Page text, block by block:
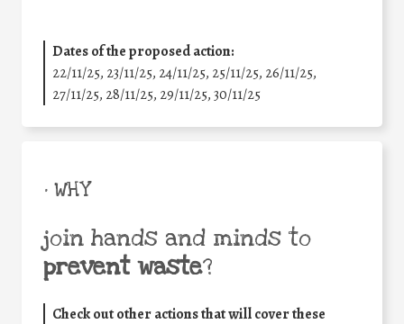
Dates of the proposed action:
22/11/25, 23/11/25, 24/11/25, 25/11/25, 26/11/25,
27/11/25, 28/11/25, 29/11/25,30/11/25
• WHY
join hands and minds to
prevent waste?
Check out other actions that will cover these